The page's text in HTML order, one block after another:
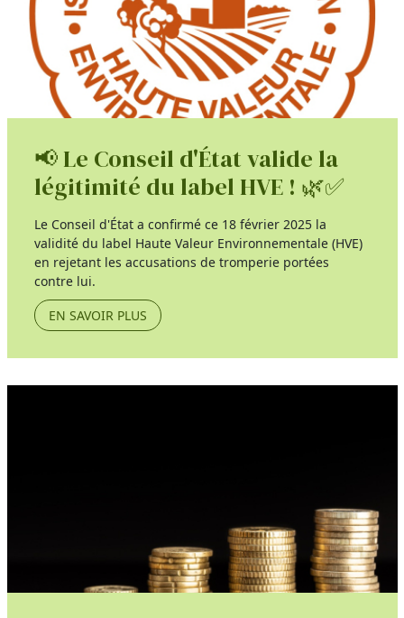
📢 Le Conseil d'État valide la
légitimité du label HVE ! 🌿✅
Le Conseil d'État a confirmé ce 18 février 2025 la
validité du label Haute Valeur Environnementale (HVE)
en rejetant les accusations de tromperie portées
contre lui.
EN SAVOIR PLUS